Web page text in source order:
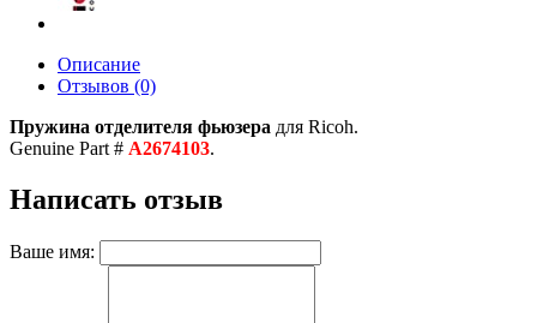
Описание
Отзывов (0)
Пружина отделителя фьюзера для Ricoh.
Genuine Part # A2674103.
Написать отзыв
Ваше имя: